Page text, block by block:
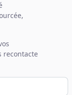
recontacte